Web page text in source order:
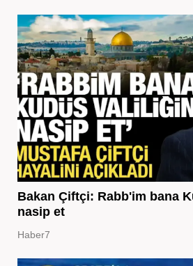
Bakan Çiftçi: Rabb'im bana
nasip et
Haber7